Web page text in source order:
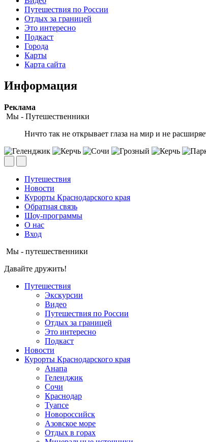
Путешествия по России
Отдых за границей
Это интересно
Подкаст
Города
Карты
Карта сайта
Информация
Peклaмa
Мы - Путешественники
Ничто так не открывает глаза на мир и не
Путешествия
Новости
Курорты Краснодарского края
Обратная связь
Шоу-программы
О нас
Вход
Мы - путешественники
Давайте дружить!
Путешествия
Экскурсии
Видео
Путешествия по России
Отдых за границей
Это интересно
Подкаст
Новости
Курорты Краснодарского края
Анапа
Геленджик
Сочи
Краснодар
Туапсе
Новороссийск
Азовское море
Отдых в горах